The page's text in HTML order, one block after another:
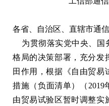
各省、自治区、直辖市通信
为贯彻落实党中央、国
格局的决策部署，充分发
田作用，根据《自由贸易
措施（负面清单）（2019
由贸易试验区暂时调整实